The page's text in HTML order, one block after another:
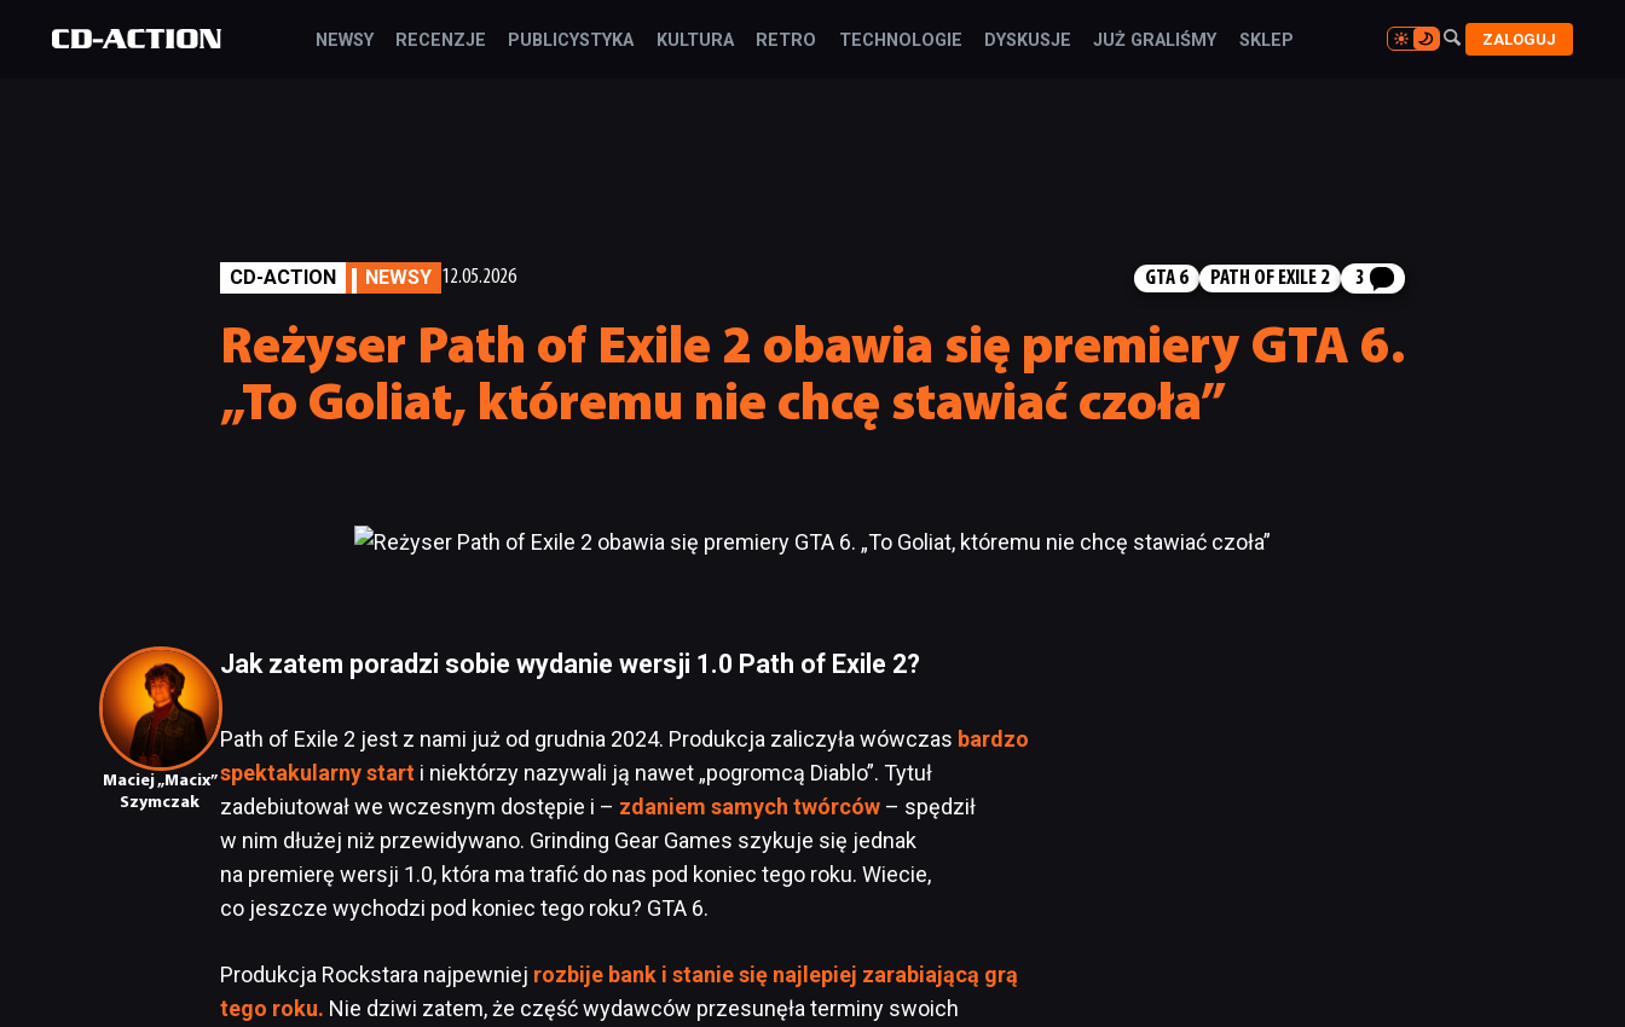
NEWSY RECENZJE PUBLICYSTYKA KULTURA RETRO TECHNOLOGIE DYSKUSJE JUŻ GRALIŚMY SKLEP 
 ZALOGUJ
CD-ACTION NEWSY 12.05.2026 GTA 6 PATH OF EXILE 2 3
Reżyser Path of Exile 2 obawia się premiery GTA 6.
„To Goliat, któremu nie chcę stawiać czoła”
Maciej „Macix”
Szymczak
Jak zatem poradzi sobie wydanie wersji 1.0 Path of Exile 2?
Path of Exile 2 jest z nami już od grudnia 2024. Produkcja zaliczyła wówczas bardzo
spektakularny start i niektórzy nazywali ją nawet „pogromcą Diablo”. Tytuł
zadebiutował we wczesnym dostępie i – zdaniem samych twórców – spędził
w nim dłużej niż przewidywano. Grinding Gear Games szykuje się jednak
na premierę wersji 1.0, która ma trafić do nas pod koniec tego roku. Wiecie,
co jeszcze wychodzi pod koniec tego roku? GTA 6.
Produkcja Rockstara najpewniej rozbije bank i stanie się najlepiej zarabiającą grą
tego roku. Nie dziwi zatem, że część wydawców przesunęła terminy swoich